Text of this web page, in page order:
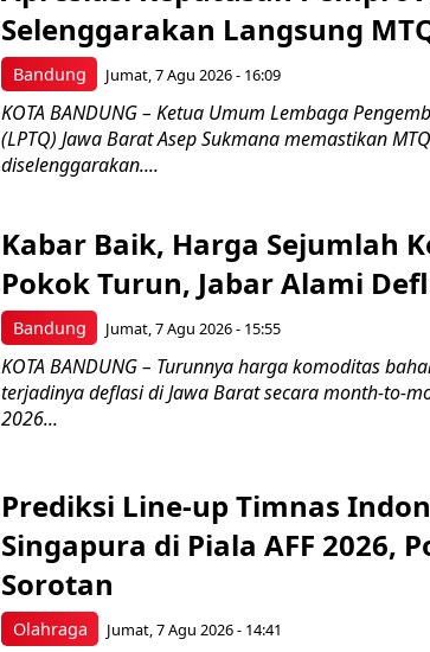
Bandung
Selenggarakan Langsung
Jumat, 7 Agu 2026 - 16:09
KOTA BANDUNG – Ketua Umum Lembaga
(LPTQ) Jawa Barat Asep Sukmana memastikan
diselenggarakan....
Bandung
Kabar Baik, Harga Sejumlah
Pokok Turun, Jabar Alami
Jumat, 7 Agu 2026 - 15:55
KOTA BANDUNG – Turunnya harga komoditas
terjadinya deflasi di Jawa Barat secara month-to-
2026...
Olahraga
Prediksi Line-up Timnas
Singapura di Piala AFF 2026,
Sorotan
Jumat, 7 Agu 2026 - 14:41